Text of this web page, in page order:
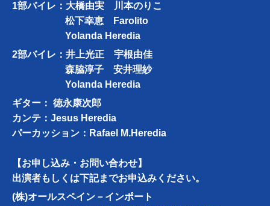
1部バイレ：大橋由実 川本のりこ
松下幸恵 Farolito
Yolanda Heredia
2部バイレ：井上光正 宇根由佳
森脇淳子 安井理紗
Yolanda Heredia
ギター： 徳永康次郎
カンテ：Jesus Heredia
パーカッション：Rafael M.Heredia
【お申し込み・お問い合わせ】
出演者もしくは下記までお申込みください。
(株)オールスペイン－インポート